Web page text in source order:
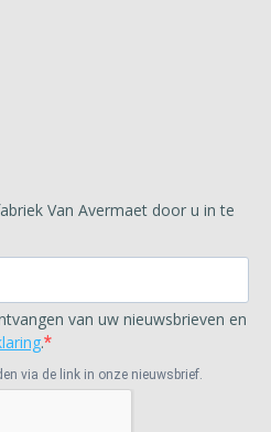
Van Avermaet door u in te
van uw nieuwsbrieven en
.
via de link in onze nieuwsbrief.